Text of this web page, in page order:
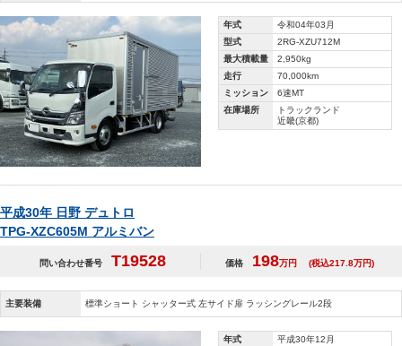
年式
令和04年03月
型式
2RG-XZU712M
最大積載量
2,950kg
走行
70,000km
ミッション
6速MT
在庫場所
トラックランド
近畿(京都)
平成30年 日野 デュトロ
TPG-XZC605M アルミバン
問い合わせ番号 T19528 価格 198万円 (税込217.8万円)
主要装備 標準ショート シャッター式 左サイド扉 ラッシングレール2段
年式
平成30年12月